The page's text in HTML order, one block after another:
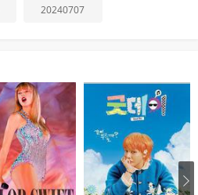
20240707